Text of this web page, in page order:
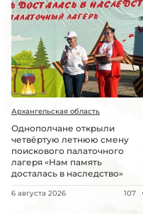
Архангельская область
Однополчане открыли
четвёртую летнюю смену
поискового палаточного
лагеря «Нам память
досталась в наследство»
6 августа 2026 107